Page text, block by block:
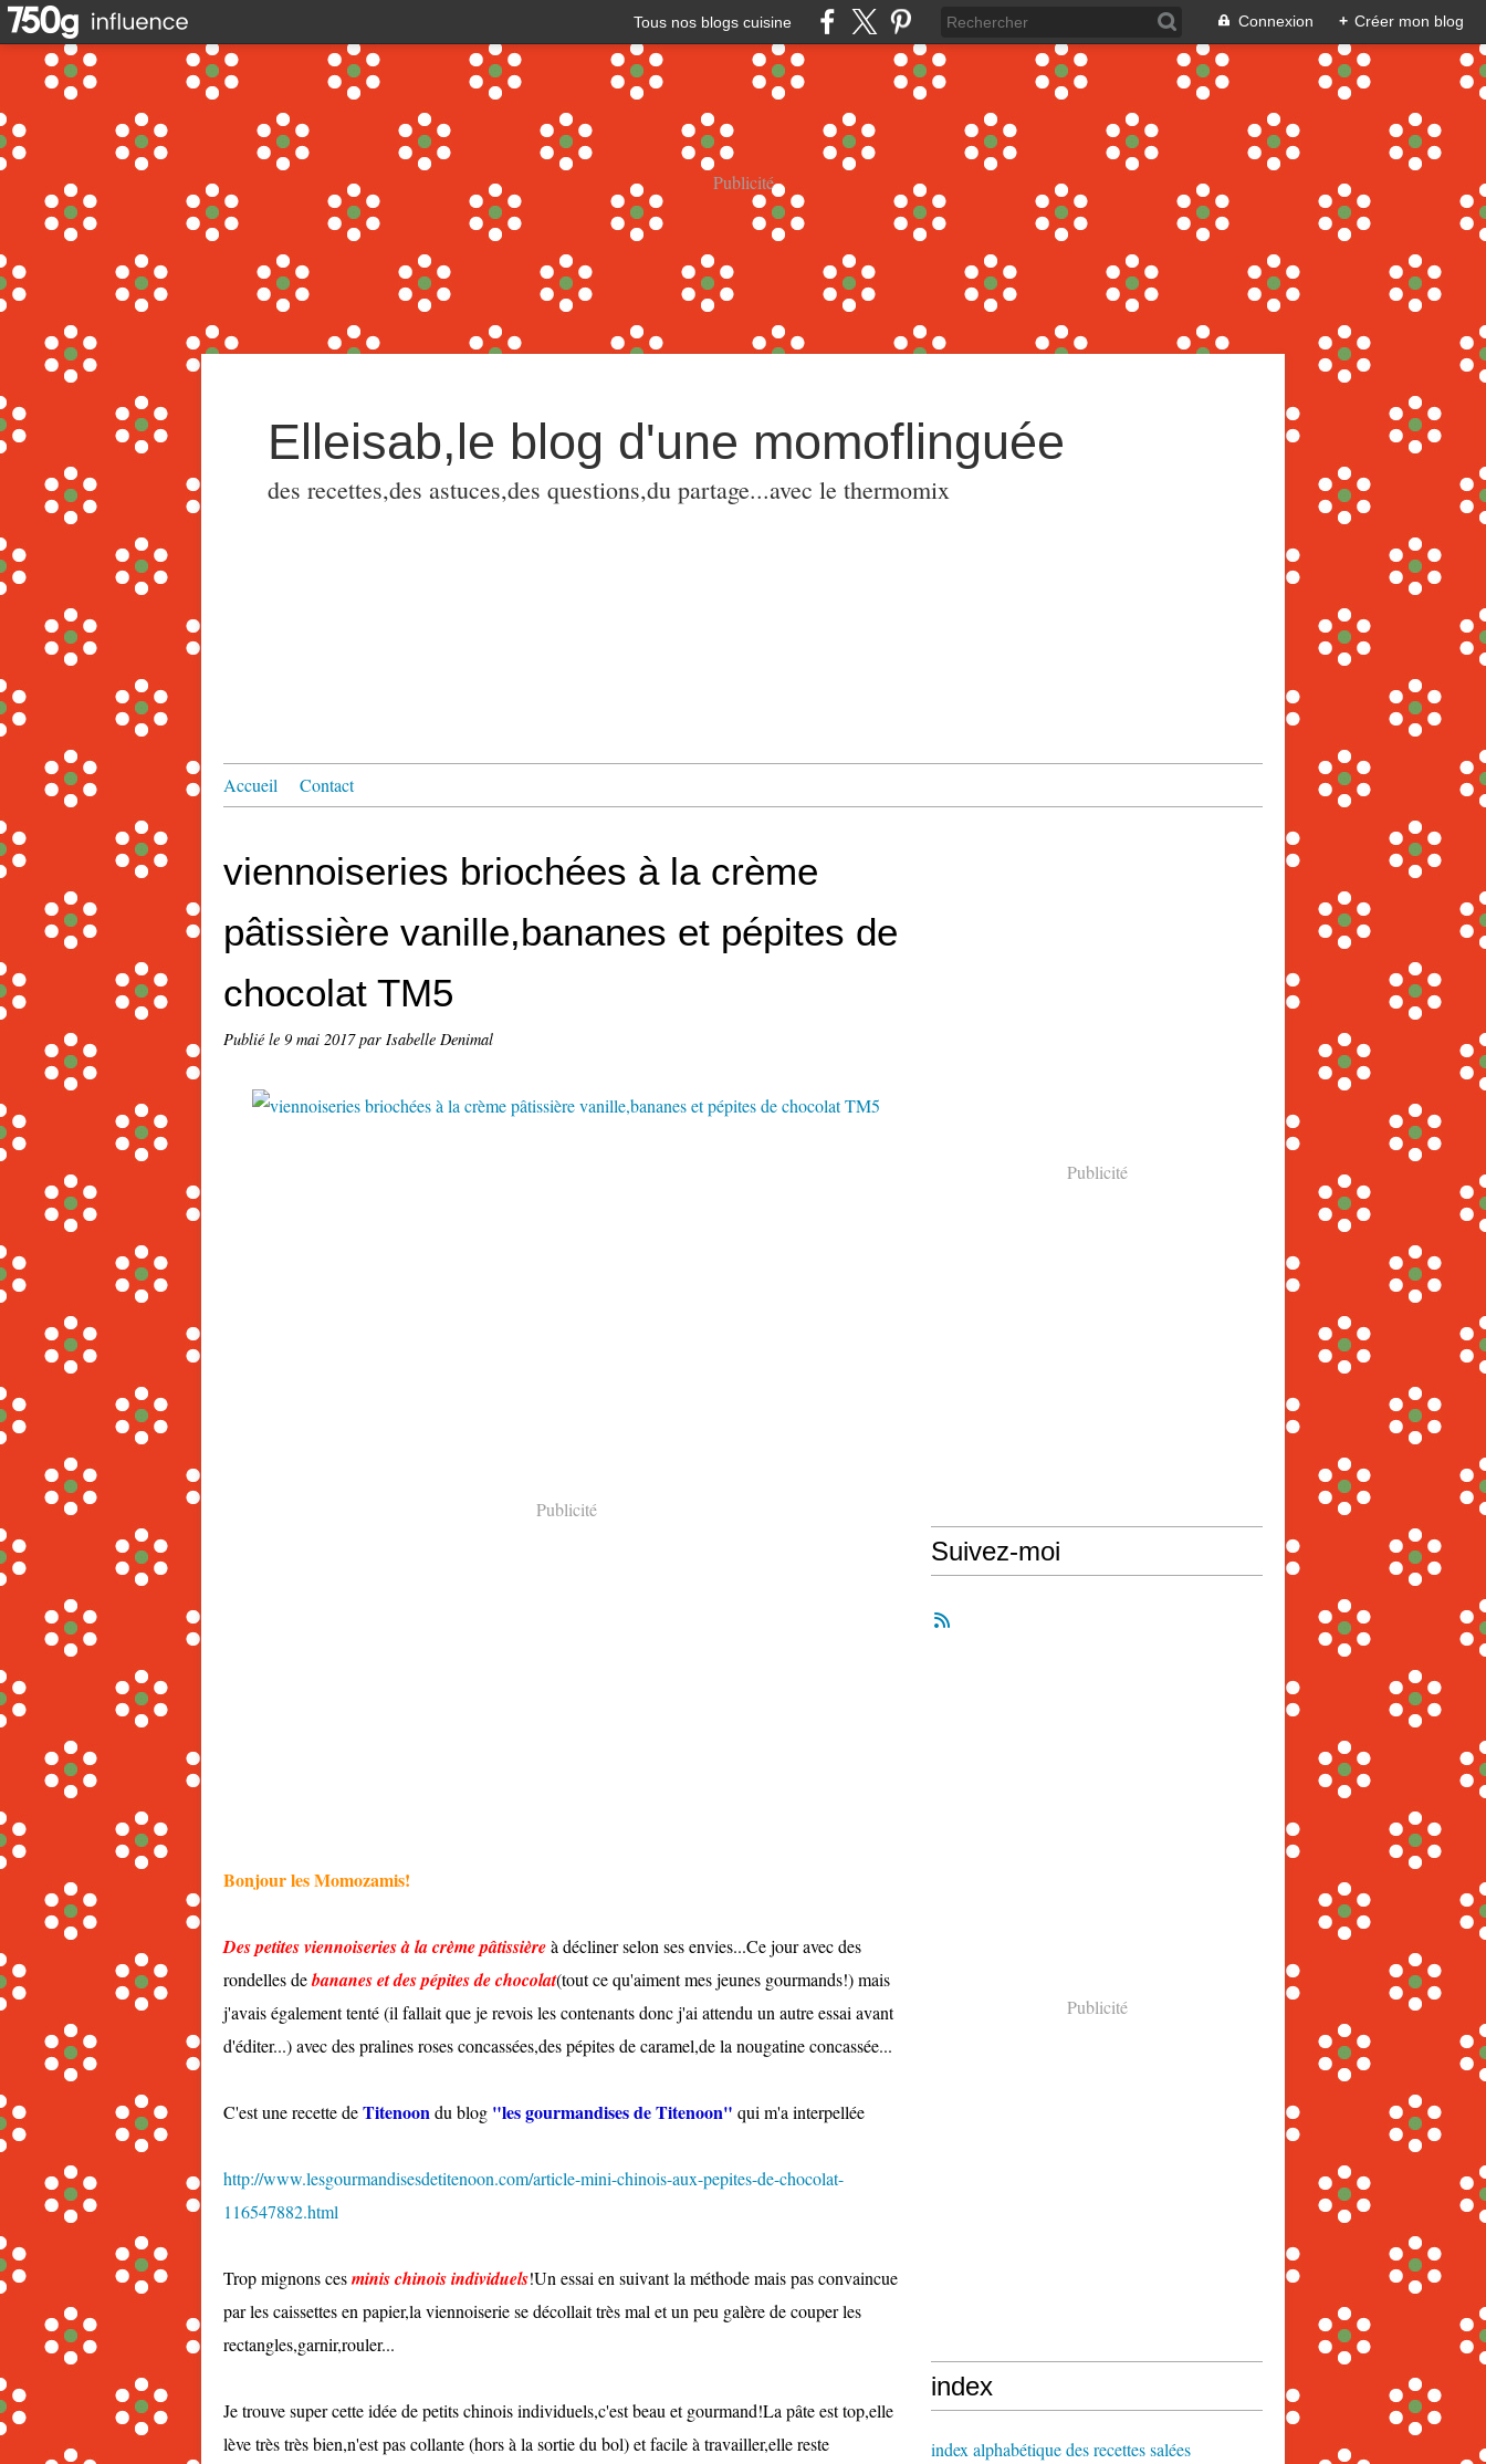
Tous nos blogs cuisine Connexion + Créer mon blog
Publicité
Elleisab,le blog d'une momoflinguée
des recettes,des astuces,des questions,du partage...avec le thermomix
Accueil Contact
viennoiseries briochées à la crème
pâtissière vanille,bananes et pépites de
chocolat TM5
Publié le 9 mai 2017par Isabelle Denimal
Publicité
Bonjour les Momozamis!
Des petites viennoiseries à la crème pâtissièreà décliner selon ses envies...Ce jour avec des
rondelles debananes et des pépites de chocolat(tout ce qu'aiment mes jeunes gourmands!) mais
j'avais également tenté (il fallait que je revois les contenants donc j'ai attendu un autre essai avant
d'éditer...) avec des pralines roses concassées,des pépites de caramel,de la nougatine concassée...
C'est une recette deTitenoondu blog "les gourmandises de Titenoon" qui m'a interpellée
http://www.lesgourmandisesdetitenoon.com/article-mini-chinois-aux-pepites-de-chocolat-
116547882.html
Trop mignons cesminis chinois individuels!Un essai en suivant la méthode mais pas convaincue
par les caissettes en papier,la viennoiserie se décollait très mal et un peu galère de couper les
rectangles,garnir,rouler...
Je trouve super cette idée de petits chinois individuels,c'est beau et gourmand!La pâte est top,elle
lève très très bien,n'est pas collante (hors à la sortie du bol) et facile à travailler,elle reste
Publicité
Suivez-moi
Publicité
index
index alphabétique des recettes salées